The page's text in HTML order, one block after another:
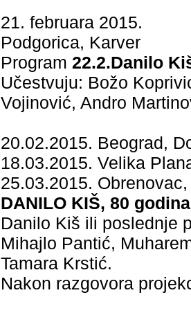
21. februara 2015.
Podgorica, Karver
Program 22.2.Danilo
Učestvuju: Božo
Vojinović, Andro
20.02.2015. Beograd,
18.03.2015. Velika
25.03.2015.
DANILO KIŠ, 80 godina
Danilo Kiš ili poslednje
Mihajlo Pantić,
Tamara Krstić.
Nakon razgovora